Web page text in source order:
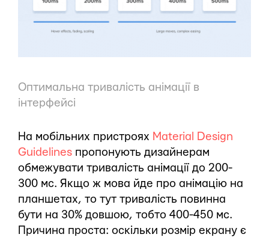
Оптимальна тривалість анімації в
інтерфейсі
На мобільних пристроях Material Design
Guidelines пропонують дизайнерам
обмежувати тривалість анімації до 200-
300 мс. Якщо ж мова йде про анімацію на
планшетах, то тут тривалість повинна
бути на 30% довшою, тобто 400-450 мс.
Причина проста: оскільки розмір екрану є